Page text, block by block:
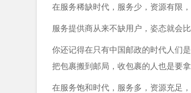
在服务稀缺时代，服务少，资源有限
服务提供商从来不缺用户，姿态就会
你还记得在只有中国邮政的时代人们
把包裹搬到邮局，收包裹的人也是要
在服务饱和时代，服务多，资源充足